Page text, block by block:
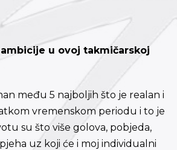
u ovoj takmičarskoj
među 5 najboljih što je realan i
vremenskom periodu i to je
su što više golova, pobjeda,
uz koji će i moj individualni